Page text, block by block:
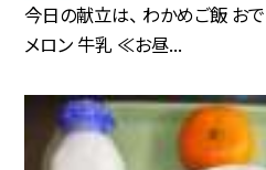
今日の献立は、 わかめご飯 お
メロン 牛乳 ≪お昼...